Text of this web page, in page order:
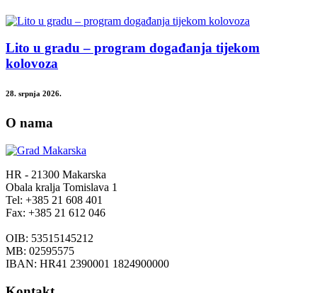
Lito u gradu – program događanja tijekom
kolovoza
28. srpnja 2026.
O nama
HR - 21300 Makarska
Obala kralja Tomislava 1
Tel: +385 21 608 401
Fax: +385 21 612 046
OIB: 53515145212
MB: 02595575
IBAN: HR41 2390001 1824900000